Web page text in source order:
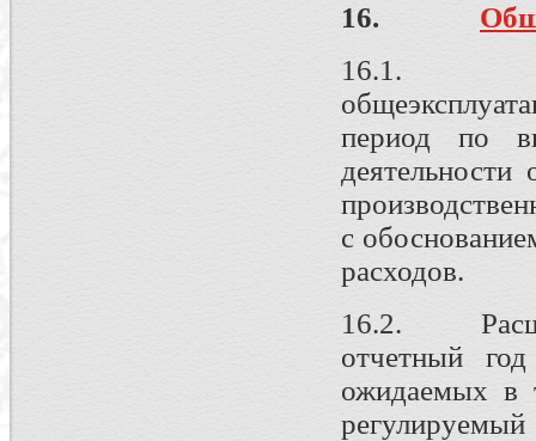
16.
16.1.
период по
с
расходов.
16.2.
отчетный
ожидаемых в